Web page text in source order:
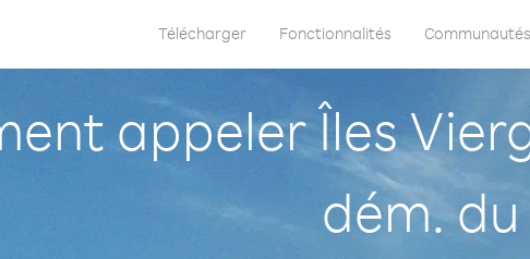
Télécharger Fonctionnalités Communautés
appeler Îles
dém.